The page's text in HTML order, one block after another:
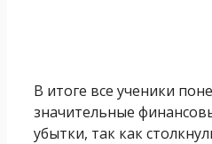
В итоге все ученики
значительные
убытки, так как